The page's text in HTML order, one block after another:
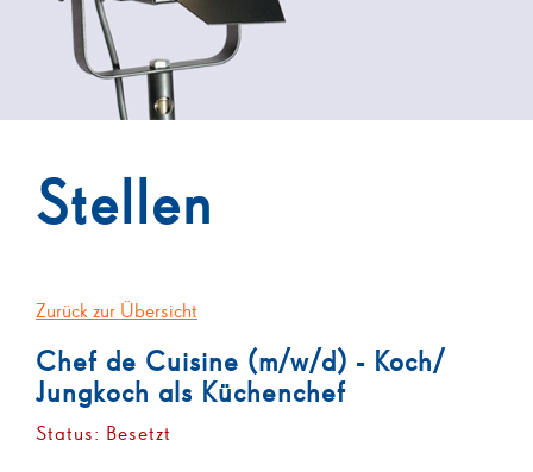
Stellen
Zurück zur Übersicht
Chef de Cuisine (m/w/d) - Koch/
Jungkoch als Küchenchef
Status: Besetzt